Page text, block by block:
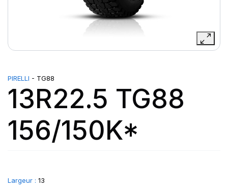
PIRELLI - TG88
13R22.5 TG88
156/150K*
Largeur : 13